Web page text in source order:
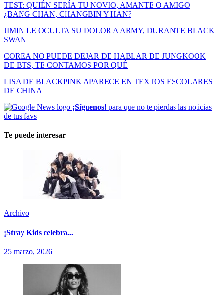
TEST: QUIÉN SERÍA TU NOVIO, AMANTE O AMIGO
¿BANG CHAN, CHANGBIN Y HAN?
JIMIN LE OCULTA SU DOLOR A ARMY, DURANTE BLACK
SWAN
COREA NO PUEDE DEJAR DE HABLAR DE JUNGKOOK
DE BTS, TE CONTAMOS POR QUÉ
LISA DE BLACKPINK APARECE EN TEXTOS ESCOLARES
DE CHINA
¡Síguenos! para que no te pierdas las noticias
de tus favs
Te puede interesar
Archivo
¡Stray Kids celebra...
25 marzo, 2026